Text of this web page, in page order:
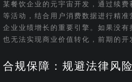
某餐饮企业的元宇宙开发，通过续
等活动，结合用户消费数据进行精
企业业绩增长的重要引擎。如果没
也无法实现商业价值转化，前期的开
合规保障：规避法律风